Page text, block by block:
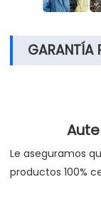
GARANTÍA
Le aseguramos
productos 100%